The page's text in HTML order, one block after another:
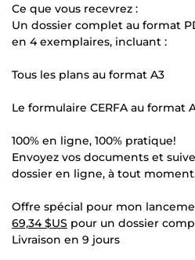
Ce que vous recevrez :
Un dossier complet au format
en 4 exemplaires, incluant :
Tous les plans au format A3
Le formulaire CERFA au format
100% en ligne, 100% pratique!
Envoyez vos documents et
dossier en ligne, à tout
Offre spécial pour mon
69,34 $US pour un dossier
Livraison en 9 jours